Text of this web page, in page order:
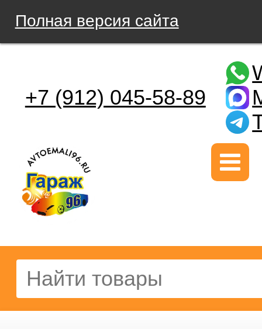
Полная версия сайта
+7 (912) 045-58-89